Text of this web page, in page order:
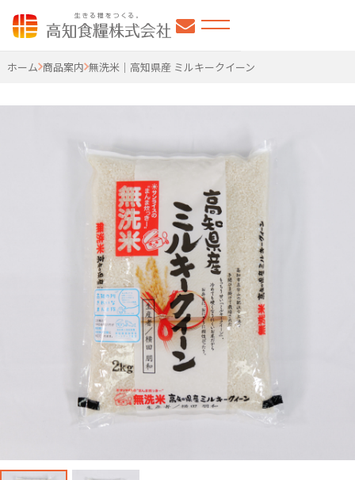
高知食糧株式会社
ホーム 商品案内 無洗米｜高知県産 ミルキークイーン